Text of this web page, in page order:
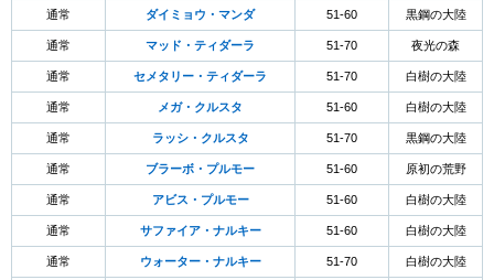
通常 ダイミョウ・マンダ 51-60 黒鋼の大陸
通常 マッド・ティダーラ 51-70 夜光の森
通常 セメタリー・ティダーラ 51-70 白樹の大陸
通常 メガ・クルスタ 51-60 白樹の大陸
通常 ラッシ・クルスタ 51-70 黒鋼の大陸
通常 ブラーボ・プルモー 51-60 原初の荒野
通常 アビス・プルモー 51-60 白樹の大陸
通常 サファイア・ナルキー 51-60 白樹の大陸
通常 ウォーター・ナルキー 51-70 白樹の大陸